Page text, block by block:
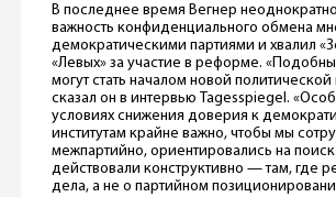
В последнее время Вегнер
важность конфиденциального обмена
демократическими партиями и хвалил
«Левых» за участие в реформе.
могут стать началом новой
сказал он в интервью Tagesspiegel.
условиях снижения доверия к
институтам крайне важно, чтобы мы
межпартийно, ориентировались на
действовали конструктивно — там, где
дела, а не о партийном